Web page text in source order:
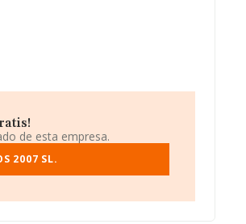
de esta empresa.
2007 SL.